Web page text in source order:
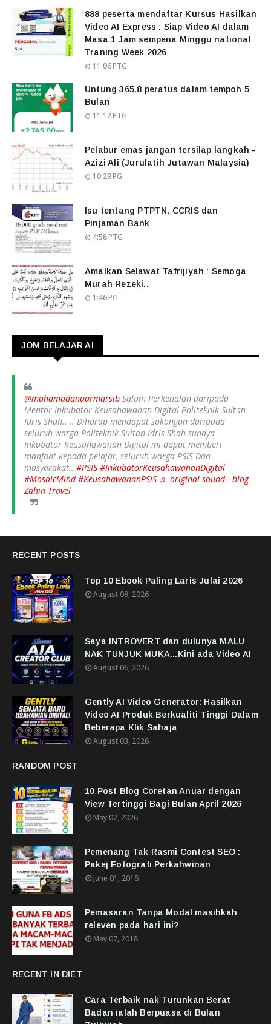
888 peserta mendaftar Kursus Hasilkan
Video AI Express : Siap Video AI dalam
Masa 1 Jam sempena Minggu national
Traning Week 2026
11:06 PTG
Untung 365.8 peratus dalam tempoh 5
Bulan
11:12 PTG
Pelabur emas jangan tersilap langkah -
Azizi Ali (Jurulatih Jutawan Malaysia)
10:29 PG
Isu tentang PTPTN, CCRIS dan
Pinjaman Bank
4:58 PTG
Amalkan Selawat Tafrijiyah : Semoga
Murah Rezeki..
1:46 PG
JOM BELAJAR AI
@muhamadanuarmarsib Salam Perkenalan daripada
Mentor Inkubator Keusahawanan Digital Politeknik Sultan
Idris Shah.. .. Diharap mendapat sokongan daripada
seluruh warga Politeknik Sultan Idris Shah supaya
Inkubator Keusahawanan Digital ini dapat memberi
manfaat kepada pelajar, seluruh warga PSIS Dan
masyarakat.. #PSIS #InkubatorKeusahawananDigital
#MosaicMind #KeusahawananPSIS ♬ original sound - blog
Zahin Travel
RECENT POSTS
Top 10 Ebook Paling Laris Julai 2026
August 09, 2026
Saya INTROVERT dan dulunya MALU
NAK TUNJUK MUKA...Kini ada Video AI
August 06, 2026
Gently AI Video Generator: Hasilkan
Video AI Produk Berkualiti Tinggi Dalam
Beberapa Klik Sahaja
August 03, 2026
RANDOM POST
10 Post Blog Coretan Anuar dengan
View Tertinggi Bagi Bulan April 2026
May 02, 2026
Pemenang Tak Rasmi Contest SEO :
Pakej Fotografi Perkahwinan
June 01, 2018
Pemasaran Tanpa Modal masihkah
releven pada hari ini?
May 07, 2018
RECENT IN DIET
Cara Terbaik nak Turunkan Berat
Badan ialah Berpuasa di Bulan